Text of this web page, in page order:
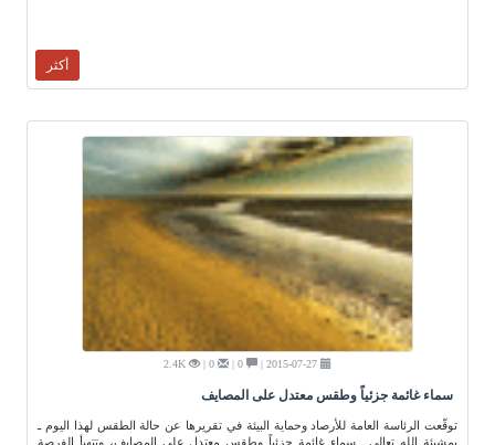
أكثر
2.4K
سماء غائمة جزئياً وطقس معتدل على المصايف
توقّعت الرئاسة العامة للأرصاد وحماية البيئة في تقريرها عن حالة الطقس لهذا اليوم ـ
بمشيئة الله تعالى ـ سماء غائمة جزئياً وطقس معتدل على المصايف، وتتهيأ الفرصة